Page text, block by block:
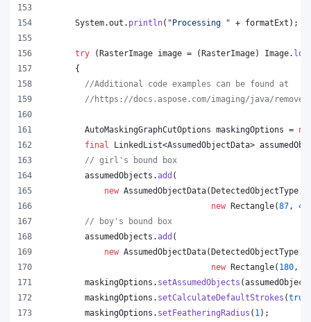
System.out . println( "Processing " + formatExt );
try (RasterImage image = (RasterImage) Image.
      {
//Additional code examples can be found at
//https://docs.aspose.com/imaging/java/remove-
AutoMaskingGraphCutOptions maskingOptions =
final
LinkedList<AssumedObjectData>
// girl's bound box
assumedObjects .add (
new AssumedObjectData(DetectedObjectType.
new Rectangle(87 , 47
// boy's bound box
assumedObjects .add (
new AssumedObjectData(DetectedObjectType.
new Rectangle( 180 ,
maskingOptions . setAssumedObjects (
maskingOptions . setCalculateDefaultStrokes (true
maskingOptions . setFeatheringRadius ( 1 );